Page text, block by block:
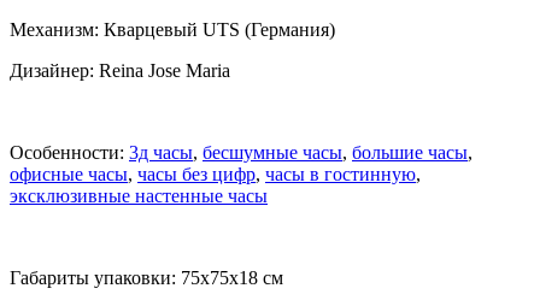
Механизм: Кварцевый UTS (Германия)
Дизайнер: Reina Jose Maria
Особенности: 3д часы, бесшумные часы, большие часы,
офисные часы, часы без цифр, часы в гостинную,
эксклюзивные настенные часы
Габариты упаковки: 75x75x18 см